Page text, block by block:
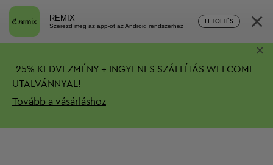
REMIX
Szerezd meg az app-ot az Android rendszerhez
LETÖLTÉS ×
-25% KEDVEZMÉNY + INGYENES SZÁLLÍTÁS WELCOME
UTALVÁNNYAL!
Tovább a vásárláshoz
×